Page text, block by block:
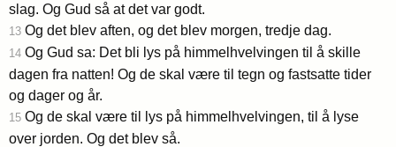
slag. Og Gud så at det var godt.
13 Og det blev aften, og det blev morgen, tredje dag.
14 Og Gud sa: Det bli lys på himmelhvelvingen til å skille
dagen fra natten! Og de skal være til tegn og fastsatte tider
og dager og år.
15 Og de skal være til lys på himmelhvelvingen, til å lyse
over jorden. Og det blev så.